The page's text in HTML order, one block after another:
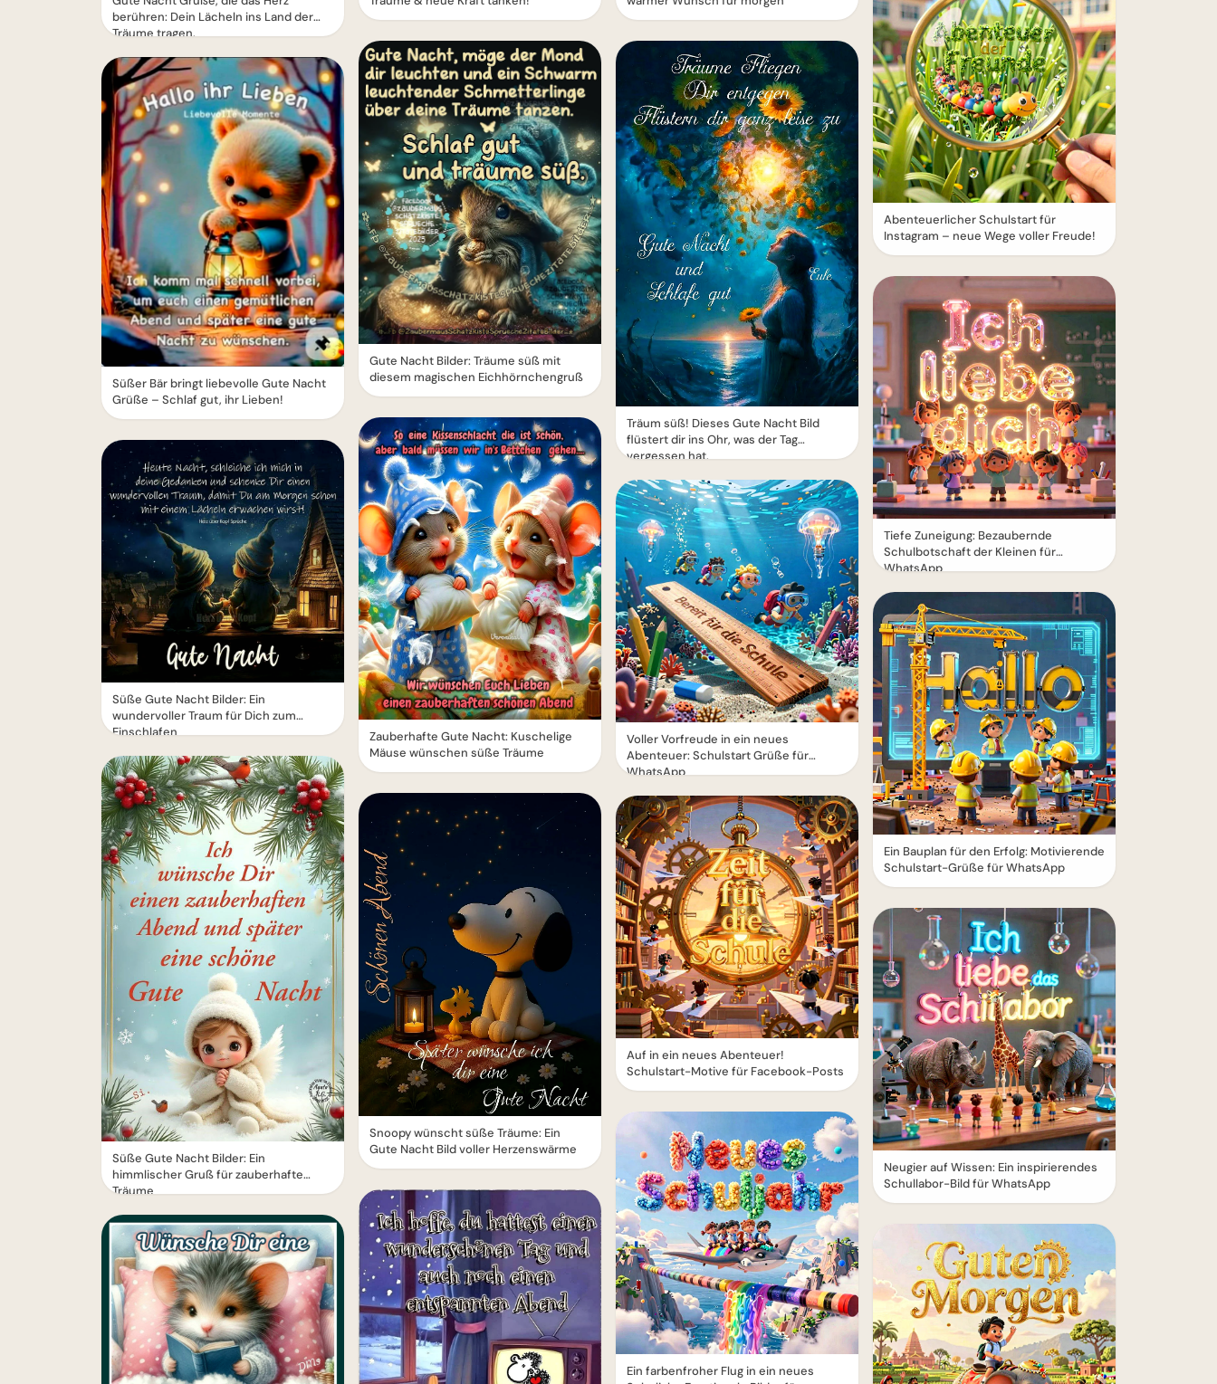
berühren: Dein Lächeln ins Land der
Träume tragen.
Süßer Bär bringt liebevolle Gute Nacht
Grüße – Schlaf gut, ihr Lieben!
Süße Gute Nacht Bilder: Ein
wundervoller Traum für Dich zum
Einschlafen
Süße Gute Nacht Bilder: Ein
himmlischer Gruß für zauberhafte
Träume
Gute Nacht Bilder: Träume süß mit
diesem magischen Eichhörnchengruß
Zauberhafte Gute Nacht: Kuschelige
Mäuse wünschen süße Träume
Snoopy wünscht süße Träume: Ein
Gute Nacht Bild voller Herzenswärme
Träum süß! Dieses Gute Nacht Bild
flüstert dir ins Ohr, was der Tag
vergessen hat.
Voller Vorfreude in ein neues
Abenteuer: Schulstart Grüße für
WhatsApp
Auf in ein neues Abenteuer!
Schulstart-Motive für Facebook-Posts
Ein farbenfroher Flug in ein neues
Abenteuerlicher Schulstart für
Instagram – neue Wege voller Freude!
Tiefe Zuneigung: Bezaubernde
Schulbotschaft der Kleinen für
WhatsApp
Ein Bauplan für den Erfolg: Motivierende
Schulstart-Grüße für WhatsApp
Neugier auf Wissen: Ein inspirierendes
Schullabor-Bild für WhatsApp